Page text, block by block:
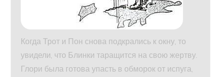
Когда Трот и Пон снова подкрались к окну, то
увидели, что Блинки таращится на свою жертву.
Глори была готова упасть в обморок от испуга,